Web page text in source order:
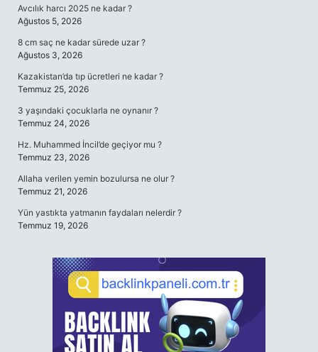
Avcılık harcı 2025 ne kadar ?
Ağustos 5, 2026
8 cm saç ne kadar sürede uzar ?
Ağustos 3, 2026
Kazakistan’da tıp ücretleri ne kadar ?
Temmuz 25, 2026
3 yaşındaki çocuklarla ne oynanır ?
Temmuz 24, 2026
Hz. Muhammed İncil’de geçiyor mu ?
Temmuz 23, 2026
Allaha verilen yemin bozulursa ne olur ?
Temmuz 21, 2026
Yün yastıkta yatmanın faydaları nelerdir ?
Temmuz 19, 2026